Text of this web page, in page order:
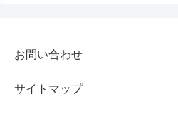
お問い合わせ
サイトマップ